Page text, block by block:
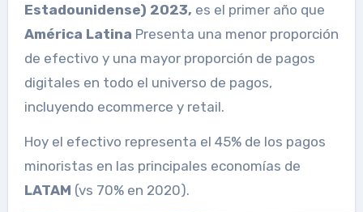
Estadounidense) 2023, es el primer año que
América Latina Presenta una menor proporción
de efectivo y una mayor proporción de pagos
digitales en todo el universo de pagos,
incluyendo ecommerce y retail.
Hoy el efectivo representa el 45% de los pagos
minoristas en las principales economías de
LATAM (vs 70% en 2020).